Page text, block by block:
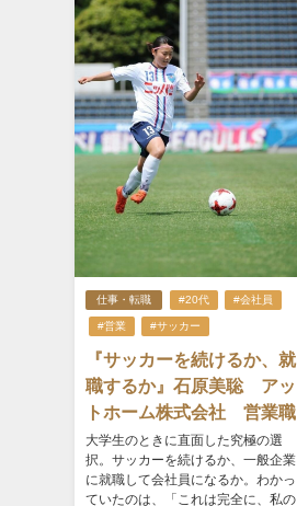
仕事・転職 #20代 #会社員
#営業 #サッカー
『サッカーを続けるか、就
職するか』石原美聡 アッ
トホーム株式会社 営業職
大学生のときに直面した究極の選
択。サッカーを続けるか、一般企業
に就職して会社員になるか。わかっ
ていたのは、「これは完全に、私の